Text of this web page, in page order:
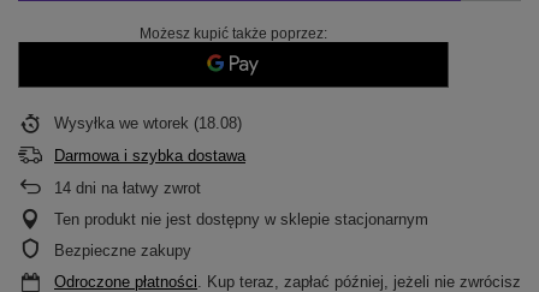
Możesz kupić także poprzez:
Wysyłka we wtorek (18.08)
Darmowa i szybka dostawa
14 dni na łatwy zwrot
Ten produkt nie jest dostępny w sklepie stacjonarnym
Bezpieczne zakupy
Odroczone płatności. Kup teraz, zapłać później, jeżeli nie zwrócisz